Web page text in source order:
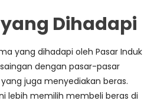
Dihadapi
yang dihadapi oleh Pasar Induk
dengan pasar-pasar
juga menyediakan beras.
lebih memilih membeli beras di